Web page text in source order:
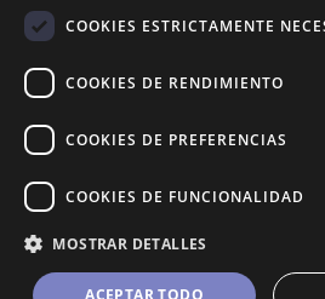
Política de devoluciones
COOKIES ESTRICTAMENTE
COOKIES DE RENDIMIENTO
COOKIES DE PREFERENCIAS
COOKIES DE FUNCIONALIDAD
MOSTRAR DETALLES
ACEPTAR TODO